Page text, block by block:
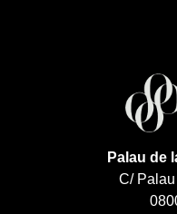
Palau de
C/